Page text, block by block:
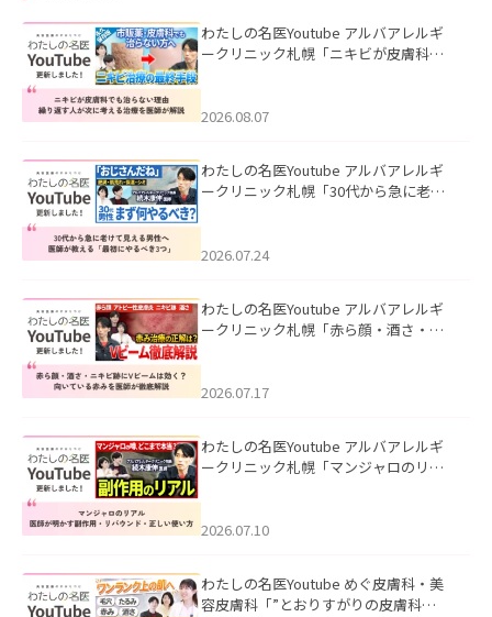
わたしの名医Youtube アルバアレルギ
ークリニック札幌「ニキビが皮膚科で
ました。
2026.08.07
わたしの名医Youtube アルバアレルギ
ークリニック札幌「30代から急に老け
た。
2026.07.24
わたしの名医Youtube アルバアレルギ
ークリニック札幌「赤ら顔・酒さ・ニ
した。
2026.07.17
わたしの名医Youtube アルバアレルギ
ークリニック札幌「マンジャロのリア
た。
2026.07.10
わたしの名医Youtube めぐ皮膚科・美
容皮膚科「”とおりすがりの皮膚科